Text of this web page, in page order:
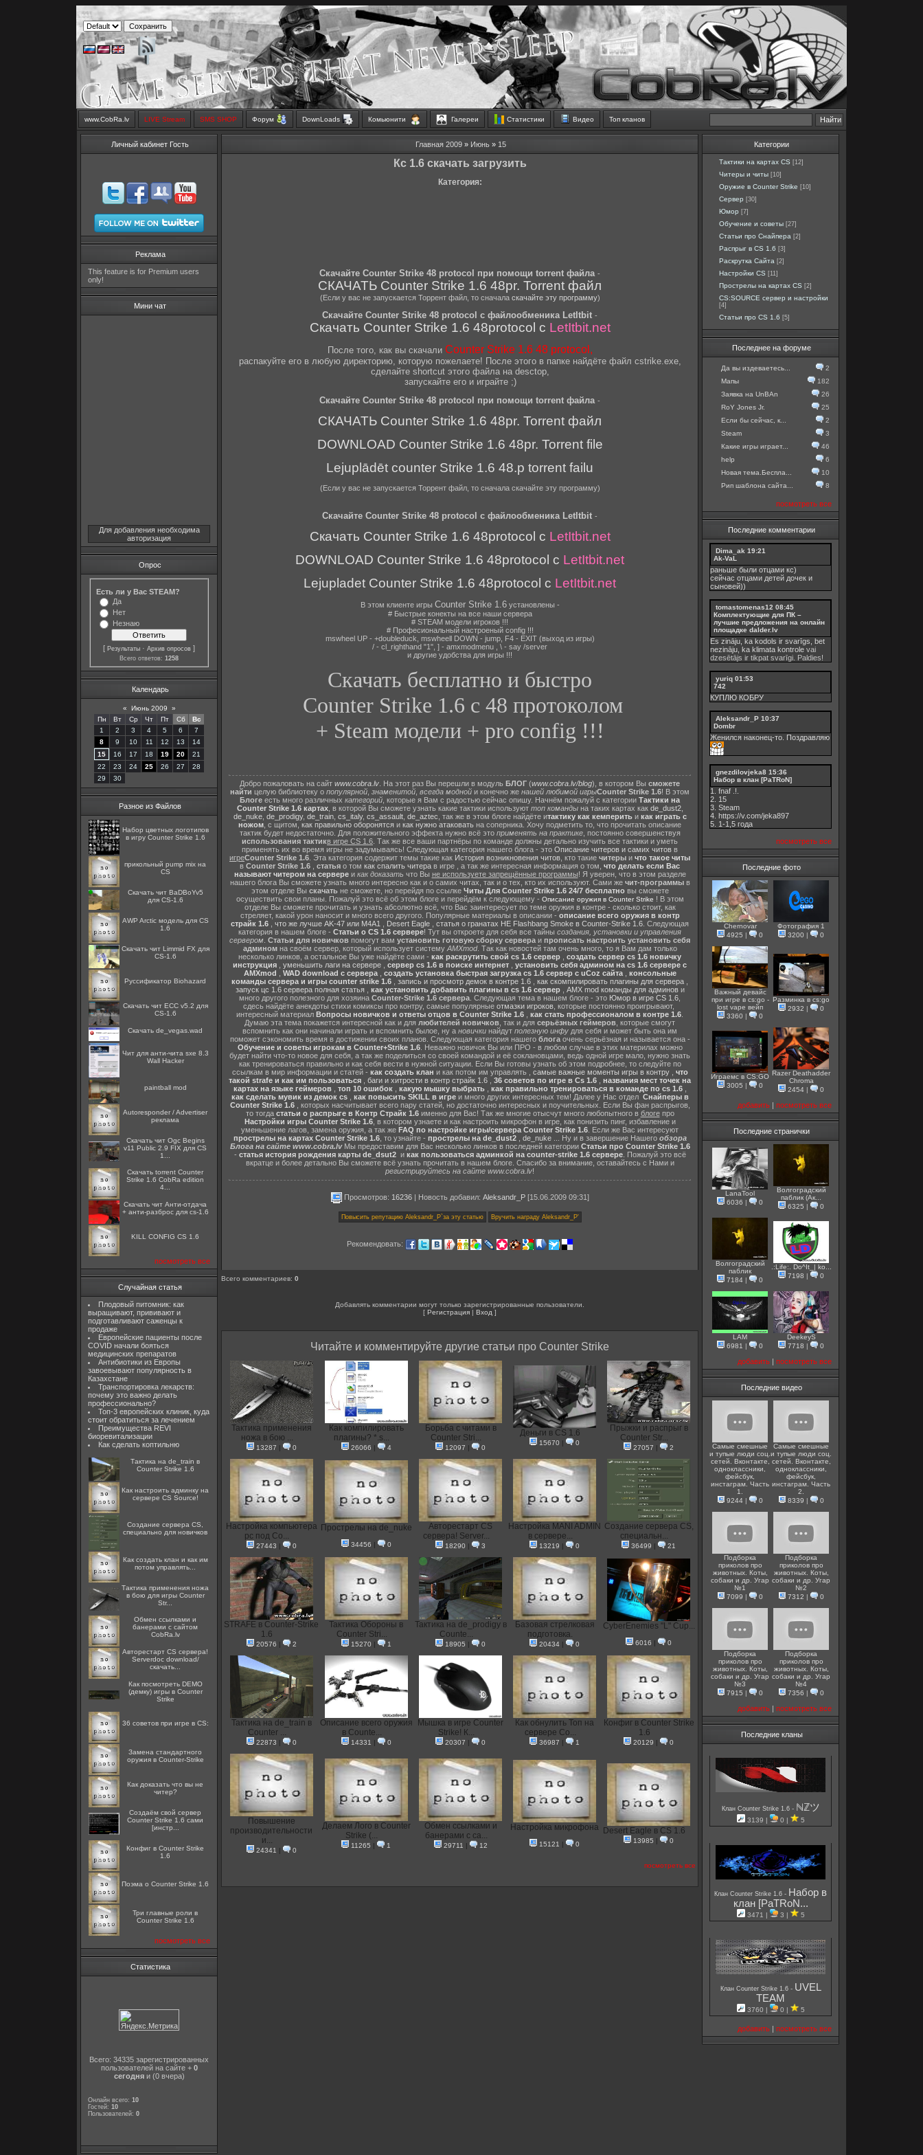
www.CobRa.lv LIVE Stream SMS SHOP Форум DownLoads Комьюнити Галереи Статистики Видео Топ кланов
Личный кабинет Гость
Реклама
This feature is for Premium users
only!
Мини чат
Для добавления необходима
авторизация
Опрос
Есть ли у Вас STEAM?
Да
Нет
Незнаю
[ Результаты · Архив опросов ]
Всего ответов: 1258
Календарь
« Июнь 2009
»
Пн
Вт Ср Чт Пт Сб
Вс
1
2 3 4 5 6
7
8
9 10 11 12 13
14
15
16 17 18 19 20
21
22
23 24 25 26 27
28
29
30
Разное из Файлов
Набор цветных логотипов
в игру Counter Strike 1.6
прикольный pump mix на
CS
Скачать чит BaDBoYv5
для CS-1.6
AWP Arctic модель для CS
1.6
Скачать чит Limmid FX для
CS-1.6
Руссификатор Biohazard
Скачать чит ECC v5.2 для
CS-1.6
Скачать de_vegas.wad
Чит для анти-чита sxe 8.3
Wall Hacker
paintball mod
Autoresponder / Advertiser
реклама
Скачать чит Ogc Begins
v11 Public 2.9 FIX для CS
1...
Скачать torrent Counter
Strike 1.6 CobRa edition
4...
Скачать чит Анти-отдача
+ анти-разброс для cs-1.6
KILL CONFIG CS 1.6
посмотреть все
Случайная статья
Плодовый питомник: как
выращивают, прививают и
подготавливают саженцы к
продаже
Европейские пациенты после
COVID начали бояться
медицинских препаратов
Антибиотики из Европы
завоевывают популярность в
Казахстане
Транспортировка лекарств:
почему это важно делать
профессионально?
Топ-3 европейских клиник, куда
стоит обратиться за лечением
Преимущества REVI
биоревитализации
Как сделать коптильню
Тактика на de_train в
Counter Strike 1.6
Как настроить админку на
сервере CS Source!
Создание сервера CS,
специально для новичков
Как создать клан и как им
потом управлять...
Тактика применения ножа
в бою для игры Counter
Str...
Oбмен ссылками и
банерами с сайтом
CobRa.lv
Авторестарт CS сервера!
Serverdoc download/
скачать...
Как посмотреть DEMO
(демку) игры в Counter
Strike
36 советов при игре в CS:
Замена стандартного
оружия в Counter-Strike
Как доказать что вы не
читер?
Создаём свой сервер
Counter Strike 1.6 сами
[инстр...
Конфиг в Counter Strike
1.6
Поэма о Counter Strike 1.6
Три главные роли в
Counter Strike 1.6
посмотреть все
Статистика
Всего: 34335 зарегистрированных
пользователей на сайте + 0
сегодняи (0 вчера)
Онлайн всего: 10
Гостей: 10
Пользователей: 0
Главная 2009 » Июнь » 15
Кс 1.6 скачать загрузить
Категория:
Скачайте Counter Strike 48 protocol при помощи torrent файла -
СКАЧАТЬ Counter Strike 1.6 48pr. Torrent файл
(Если у вас не запускается Торрент файл, то сначала скачайте эту программу)
Скачайте Counter Strike 48 protocol c файлообменика LetItbit -
Скачать Counter Strike 1.6 48protocol с LetItbit.net
После того, как вы скачали Counter Strike 1.6 48 prоtocol,
распакуйте его в любую директорию, которую пожелаете! После этого в папке найдёте файл cstrike.exe,
сделайте shortcut этого файла на desctop,
запускайте его и играйте ;)
Скачайте Counter Strike 48 protocol при помощи torrent файла -
СКАЧАТЬ Counter Strike 1.6 48pr. Torrent файл
DOWNLOAD Counter Strike 1.6 48pr. Torrent file
Lejuplādēt counter Strike 1.6 48.p torrent failu
(Если у вас не запускается Торрент файл, то сначала скачайте эту программу)
Скачайте Counter Strike 48 protocol c файлообменика LetItbit -
Скачать Counter Strike 1.6 48protocol с LetItbit.net
DOWNLOAD Counter Strike 1.6 48protocol с LetItbit.net
Lejupladet Counter Strike 1.6 48protocol с LetItbit.net
В этом клиенте игры Counter Strike 1.6установлены -
# Быстрые конекты на все наши сервера
# STEAM модели игроков !!!
# Професиональный настроеный config !!!
mswheel UP - +doubleduck, mswheell DOWN - jump, F4 - EXIT (выход из игры)
/ - cl_righthand "1", ] - amxmodmenu , \ - say /server
и другие удобства для игры !!!
Скачать бесплатно и быстро
Counter Strike 1.6 с 48 протоколом
+ Steam модели + pro config !!!
Добро пожаловать на сайт www.cobra.lv . На этот раз Вы перешли в модуль БЛОГ (www.cobra.lv/blog), в котором Вы сможете
найти целую библиотеку о популярной знаменитой всегда модной и конечно же нашей любимой игрыCounter Strike 1.6! В этом
Блоге есть много различных категорий , которые я Вам с радостью сейчас опишу. Начнём пожалуй с категории Тактики на
Counter Strike 1.6 картах, в которой Вы сможете узнать какие тактики используют топ командына таких картах как de_dust2,
de_nuke, de_prodigy, de_train, cs_italy, cs_assault, de_aztec , так же в этом блоге найдёте итактику как кемперитьи как играть с
ножом , с щитом, как правильно оборонятся и как нужно атаковать на соперника. Хочу подметить то, что прочитать описание
тактик будет недостаточно. Для положительного эффекта нужно всё это применять на практике, постоянно совершенствуя
использования тактикв игре CS 1.6 . Так же все ваши партнёры по команде должны детально изучить все тактики и уметь
применять их во время игры не задумываясь! Следующая категория нашего блога - это Описание читеров и самих читов в
игреCounter Strike 1.6 . Эта категория содержит темы такие как История возникновения читов , кто такие читеры и что такое читы
в Counter Strike 1.6 статья о том как спалить читера в игре , а так же интересная информация о том, что делать если Вас
называют читером на сервереи как доказать что Вы не используете запрещённые программы! Я уверен, что в этом разделе
нашего блога Вы сможете узнать много интересно как и о самих читах, так и о тех, кто их используют. Сами же чит-программыв
этом отделе Вы скачатьне сможете, но перейдя по ссылке Читы Для Counter Strike 1.6 24/7 бесплатновы сможете
осуществить свои планы. Пожалуй это всё об этом блоге и перейдём к следующему - Описание оружия в Counter Strike ! В этом
отделе Вы сможете прочитать и узнать абсолютно всё, что Вас заинтересует по теме оружия в контре - сколько стоит, как
стреляет, какой урон наносит и много всего другого. Популярные материалы в описании - описание всего оружия в контр
страйк 1.6
что же лучше AK-47 или M4A1 Desert Eagle статья о гранатах HE Flashbang Smoke в Counter-Strike 1.6 . Следующая
категория в нашем блоге - Статьи о CS 1.6 сервере! Тут вы откроете для себя все тайны создания, установки и управления
сервером Статьи для новичков помогут вам установить готовую сборку сервера и прописать настроить установить себя
админомна своём сервер, который использует систему AMXmod. Так как новостей там очень много, то я Вам дам только
несколько линков, а остальное Вы уже найдёте сами - как раскрутить свой cs 1.6 сервер
создать сервер cs 1.6 новичку
инструкция
уменьшить лаги на сервере сервер cs 1.6 в поиске интернет
установить себя админом на cs 1.6 сервере с
AMXmod
WAD download с сервера, создать установка быстрая загрузка cs 1.6 сервер с uCoz сайта, консольные
команды сервера и игры counter strike 1.6
запись и просмотр демок в контре 1.6 как скомпилировать плагины для сервера
запуск цс 1.6 сервера полная статья, как установить добавить плагины в cs 1.6 сервер, AMX mod команды для админови
много другого полезного для хозяина Counter-Strike 1.6 сервера . Следующая тема в нашем блоге - это Юмор в игре CS 1.6
сдесь найдёте анекдоты стихи комиксы про контру, самые популярные отмазки игроков , которые постоянно проигрывают,
интересный материал Вопросы новичков и ответы отцов в Counter Strike 1.6 как стать профессионалом в контре 1.6
Думаю эта тема покажется интересной как и для любителей новичков , так и для серьёзных геймеров , которые смогут
вспомнить как они начинали играть и вспомнить былое, ну а новички найдут полезную инфу для себя и может быть она им
поможет сэкономить время в достижении своих планов. Следующая категория нашего блогаочень серьёзная и называется она -
Обучение и советы игрокам в Counter+Strike 1.6. Неважно новичок Вы или ПРО - в любом случае в этих материлах можно
будет найти что-то новое для себя, а так же поделиться со своей командой и её соклановцами, ведь одной игре мало, нужно знать
как тренироваться правильно и как себя вести в нужной ситуации. Если Вы готовы узнать об этом подробнее, то следуйте по
ссылкам в мир информации и статей - как создать клан и как потом им управлять , самые важные моменты игры в контру, что
такой strafe и как им пользоваться
баги и хитрости в контр страйк 1.6 36 советов по игре в Cs 1.6
названия мест точек на
картах на языке геймеров, топ 10 ошибок, какую мышку выбрать, как правильно тренироваться в команде по cs 1.6,
как сделать мувик из демок cs, как повысить SKILL в игреи много других интересных тем! Далее у Нас отдел Снайперы в
Counter Strike 1.6, которых насчитывает всего пару статей, но достаточно интересных и поучительных. Если Вы фан распрыгов,
то тогда статьи о распрыге в Контр Страйк 1.6именно для Вас! Так же многие отысчут много любопытного в блогепро
Настройки игры Counter Strike 1.6, в котором узнаете и как настроить микрофон в игре, как понизить пинг, избавление и
уменьшение лагов, замена оружия, а так же FAQ по настройке игры/сервера Counter Strike 1.6 . Если же Вас интересуют
прострелы на картах Counter Strike 1.6, то узнайте - прострелы на de_dust2, de_nuke... Ну и в завершение Нашего обзора
Блога на сайте www.cobra.lvМы предоставим для Вас несколько линков в последней категории Статьи про Counter Strike 1.6
- статья история рождения карты de_dsut2и как пользоваться админкой на counter-strike 1.6 сервере. Пожалуй это всё
вкратце и более детально Вы сможете всё узнать прочитать в нашем блоге. Спасибо за внимание, оставайтесь с Нами и
регистрируйтесь на сайте www.cobra.lv!
Просмотров: 16236| Новость добавил: Aleksandr_P[15.06.2009 09:31]
Рекомендовать:
Всего комментариев: 0
Добавлять комментарии могут только зарегистрированные пользователи.
[ Регистрация | Вход ]
Читайте и комментируйте другие статьи про Counter Strike
Тактика применения
ножа в бою ...
13287 | 0
Как компилировать
плагины? *.s...
26066 | 4
Борьба с читами в
Counter Stri...
12097 | 0
Деньги в CS 1.6
15670 | 0
Прыжки и распрыг в
Counter Str...
27057 | 2
Настройка компьютера
pc под Co...
27443 | 0
Прострелы на de_nuke
34456 | 0
Авторестарт CS
сервера! Server...
18290 | 3
Настройка MANI ADMIN
в сервере...
13219 | 0
Создание сервера CS,
специальн...
36499 | 21
STRAFE в Counter-Strike
1.6
20576 | 2
Тактика Обороны в
Counter Stri...
15270 | 1
Тактика на de_prodigy в
Counte...
18905 | 0
Базовая стрелковая
подготовка.
20434 | 0
CyberEnemies "L" Cup...
6016 | 0
Тактика на de_train в
Counter ...
22873 | 0
Описание всего оружия
в Counte...
14331 | 0
Мышка в игре Counter
Strike! К...
20307 | 0
Как обнулить Топ на
сервере Co...
36987 | 1
Конфиг в Counter Strike
1.6
20129 | 0
Повышение
производительности
и...
24341 | 0
Делаем Лого в Counter
Strike (...
11265 | 1
Oбмен ссылками и
банерами с са...
29711 | 12
Настройка микрофона
15121 | 0
Desert Eagle в CS 1.6
13985 | 0
посмотреть все
Категории
Тактики на картах CS [12]
Читеры и читы [10]
Оружие в Counter Strike [10]
Сервер [30]
Юмор [7]
Обучение и советы [27]
Статьи про Снайпера [2]
Распрыг в CS 1.6 [3]
Раскрутка Сайта [2]
Настройки CS [11]
Прострелы на картах CS [2]
CS:SOURCE сервер и настройки
[4]
Статьи про CS 1.6 [5]
Последнее на форуме
Да вы издеваетесь...
2
Мапы
182
Заявка на UnBAn
26
RoY Jones Jr.
25
Если бы сейчас, к...
2
Steam
3
Какие игры играет...
46
help
6
Новая тема.Беспла...
10
Рип шаблона сайта...
8
посмотреть все
Последние комментарии
Dima_ak 19:21
Ak-VaL
раньше были отцами кс)
сейчас отцами детей дочек и
сыновей))
tomastomenas12 08:45
Комплектующие для ПК –
лучшие предложения на онлайн
площадке dalder.lv
Es zināju, ka kodols ir svarīgs, bet
nezināju, ka klimata kontrole vai
dzesētājs ir tikpat svarīgi. Paldies!
yuriq 01:53
742
КУПЛЮ КОБРУ
Aleksandr_P 10:37
Dombr
Женился наконец-то. Поздравляю
gnezdilovjeka8 15:36
Набор в клан [PaTRoN]
1. fnaf .!.
2. 15
3. Steam
4. https://v.com/jeka897
5. 1-1,5 годa
посмотреть все
Последние фото
Chernovar
4925 | 0
Фотография 1
3200 | 0
Важный девайс
при игре в cs:go -
lost vape вейп
3360 | 0
Разминка в cs:go
2932 | 0
Играемс в CS:GO
3005 | 0
Razer Deathadder
Chroma
2454 | 0
добавить | посмотреть все
Последние странички
LanaTool
6036 | 0
Волгоградский
паблик (Ак...
6325 | 0
Волгоградский
паблик
7184 | 0
.:Life:. Do^It_| ko...
7198 | 0
LAM
6981 | 0
DeekeyS
7718 | 0
добавить | посмотреть все
Последние видео
Самые смешные
и тупые люди соц.
сетей. Вконтакте,
одноклассники,
фейсбук,
инстаграм. Часть
1.
9244| 0
Самые смешные
и тупые люди соц.
сетей. Вконтакте,
одноклассники,
фейсбук,
инстаграм. Часть
2.
8339 | 0
Подборка
приколов про
животных. Коты,
собаки и др. Угар
№1
7099 | 0
Подборка
приколов про
животных. Коты,
собаки и др. Угар
№2
7312 | 0
Подборка
приколов про
животных. Коты,
собаки и др. Угар
№3
7915 | 0
Подборка
приколов про
животных. Коты,
собаки и др. Угар
№4
7356 | 0
добавить | посмотреть все
Последние кланы
Клан Counter Strike 1.6 - ℕℤツ
3139 | 0 | 5
Клан Counter Strike 1.6 - Набор в
клан [PaTRoN...
3471 | 3 | 5
Клан Counter Strike 1.6 - UVEL
TEAM
3760 | 0 | 5
добавить | посмотреть все